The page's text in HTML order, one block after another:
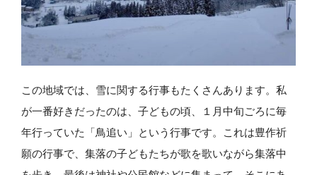
この地域では、雪に関する行事もたくさんあります。私
が一番好きだったのは、子どもの頃、１月中旬ごろに毎
年行っていた「鳥追い」という行事です。これは豊作祈
願の行事で、集落の子どもたちが歌を歌いながら集落中